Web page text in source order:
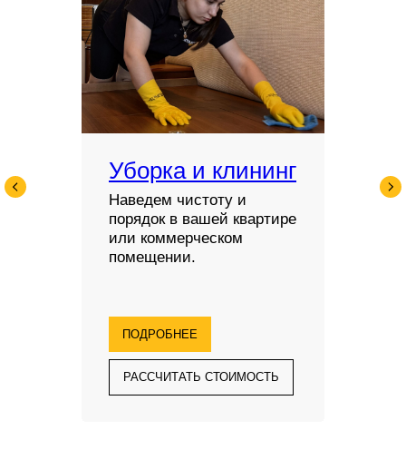
Уборка и клининг
Наведем чистоту и
порядок в вашей квартире
или коммерческом
помещении.
ПОДРОБНЕЕ
РАССЧИТАТЬ СТОИМОСТЬ